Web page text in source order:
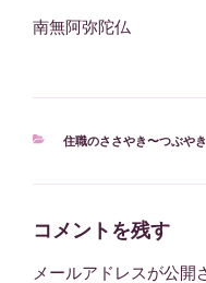
南無阿弥陀仏
カ
住職のささやき〜つぶや
コメントを残す
メールアドレスが公開